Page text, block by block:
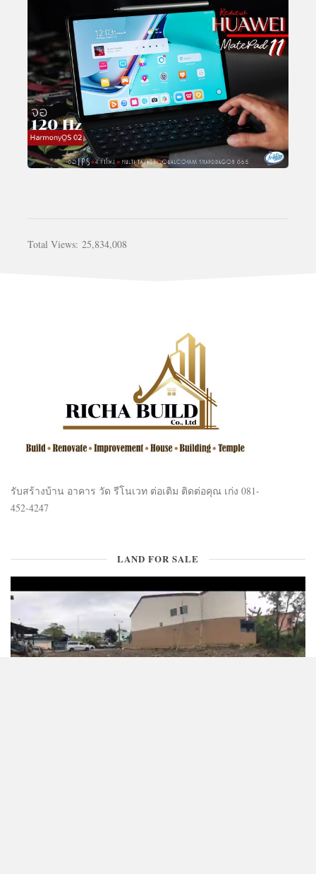
Total Views: 25,834,008
รับสร้างบ้าน อาคาร วัด รีโนเวท ต่อเติม ติดต่อคุณ เก่ง 081-
452-4247
LAND FOR SALE